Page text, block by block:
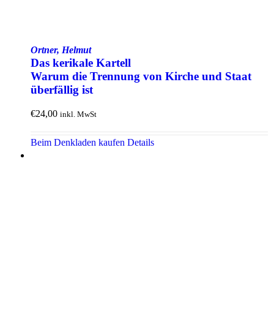
Ortner, Helmut
Das kerikale Kartell
Warum die Trennung von Kirche und Staat
über­fällig ist
€24,00 inkl. MwSt
Beim Denkladen kaufen Details